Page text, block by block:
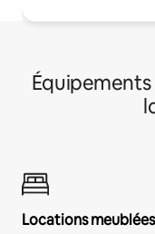
Locations meublées